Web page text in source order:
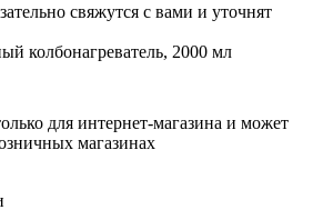
свяжутся с вами и уточнят
колбонагреватель, 2000 мл
для интернет-магазина и может
магазинах